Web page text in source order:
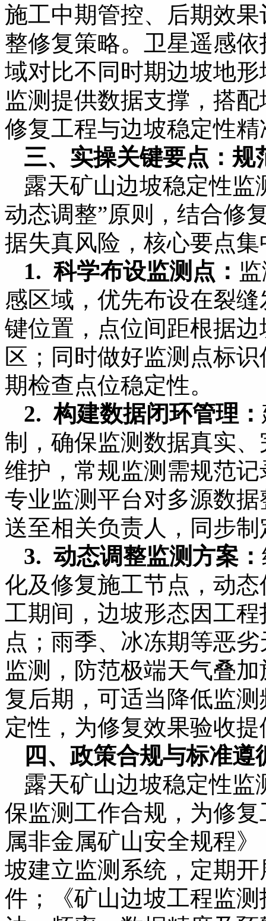
施工中期管控、后期效
整修复策略。卫星遥感
域对比不同时期边坡地
监测提供数据支撑，搭
修复工程与边坡稳定性
三、实操关键要点：规
露天矿山边坡稳定性监
动态调整”原则，结合修
据失真风险，核心要点
1. 科学布设监测点：
感区域，优先布设在裂
键位置，点位间距根据
区；同时做好监测点标
期检查点位稳定性。
2. 构建数据闭环管理：
制，确保监测数据真实
维护，常规监测需规范
专业监测平台对多源数
送至相关负责人，同步
3. 动态调整监测方案：
化及修复施工节点，动
工期间，边坡形态因工
点；雨季、冰冻期等恶
监测，防范极端天气叠
复后期，可适当降低监
定性，为修复效果验收
四、政策合规与标准
露天矿山边坡稳定性
保监测工作合规，为修
属非金属矿山安全规程
坡建立监测系统，定期
件；《矿山边坡工程监